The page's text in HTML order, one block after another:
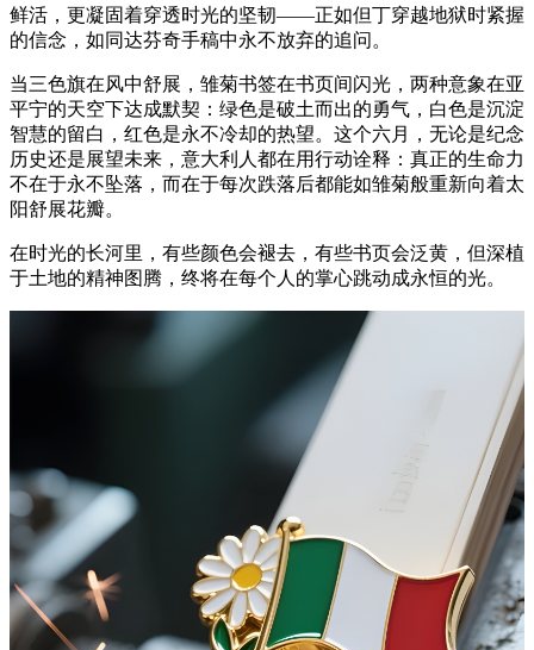
鲜活，更凝固着穿透时光的坚韧——正如但丁穿越地狱时紧握
的信念，如同达芬奇手稿中永不放弃的追问。
当三色旗在风中舒展，雏菊书签在书页间闪光，两种意象在亚
平宁的天空下达成默契：绿色是破土而出的勇气，白色是沉淀
智慧的留白，红色是永不冷却的热望。这个六月，无论是纪念
历史还是展望未来，意大利人都在用行动诠释：真正的生命力
不在于永不坠落，而在于每次跌落后都能如雏菊般重新向着太
阳舒展花瓣。
在时光的长河里，有些颜色会褪去，有些书页会泛黄，但深植
于土地的精神图腾，终将在每个人的掌心跳动成永恒的光。